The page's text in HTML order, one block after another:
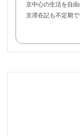
京中心の生活を自
京滞在記も不定期で